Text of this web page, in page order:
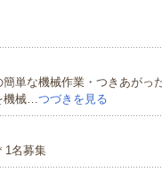
単な機械作業・つきあがっ
械… つづきを見る
1名募集